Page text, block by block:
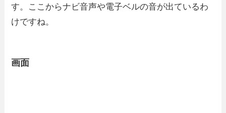
す。ここからナビ音声や電子ベルの音が出ているわ
けですね。
画面